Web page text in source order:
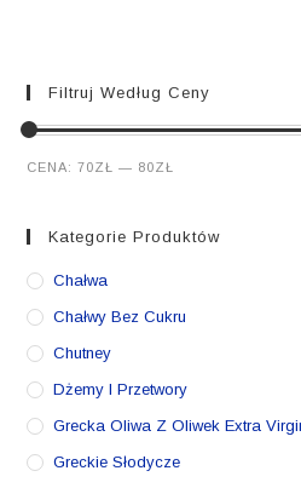
Filtruj Według Ceny
Cena
Cena
CENA:70ZŁ — 80ZŁ
Kategorie Produktów
Chałwa
Chałwy Bez Cukru
Chutney
Dżemy I Przetwory
Grecka Oliwa Z Oliwek Extra
Greckie Słodycze